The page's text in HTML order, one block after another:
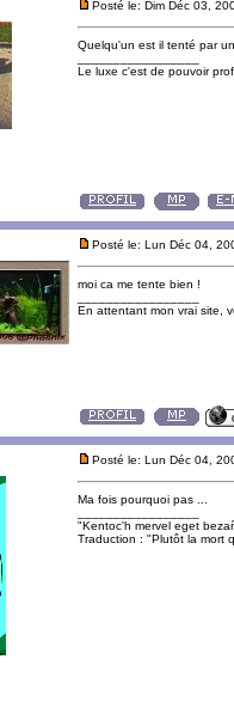
Posté le: Dim Déc 03,
Quelqu'un est il tenté par
Le luxe c'est de pouvoir
Posté le: Lun Déc 04,
moi ca me tente bien !
En attentant mon vrai site,
Posté le: Lun Déc 04,
Ma fois pourquoi pas ...
"Kentoc'h mervel eget
Traduction : "Plutôt la mort